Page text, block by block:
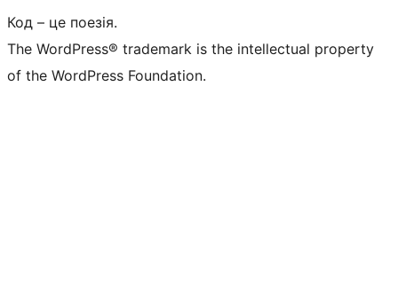
Код – це поезія.
The WordPress® trademark is the intellectual property
of the WordPress Foundation.